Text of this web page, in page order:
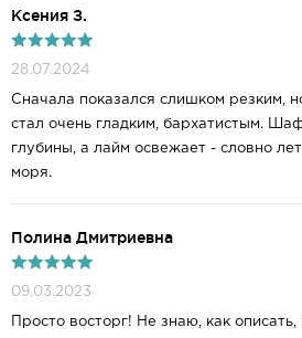
Ксения З.
28.07.2024
Сначала показался слишком резким,
стал очень гладким, бархатистым.
глубины, а лайм освежает - словно
моря.
Полина Дмитриевна
09.03.2023
Просто восторг! Не знаю, как описать,